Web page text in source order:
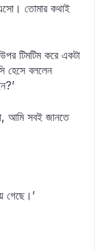
তোমার কথাই
টিমটিম করে একটা
হেসে বললেন
আমি সবই জানতে
গেছে।’